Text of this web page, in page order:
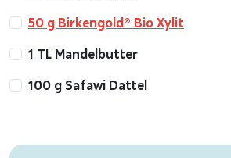
50 g Birkengold® Bio Xylit
1 TL Mandelbutter
100 g Safawi Dattel